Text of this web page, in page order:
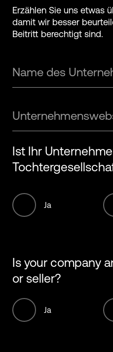
Erzählen Sie uns etwas
damit wir besser
Beitritt berechtigt sind.
Name des
Ist Ihr
Ja
Is your company
or seller?
Ja